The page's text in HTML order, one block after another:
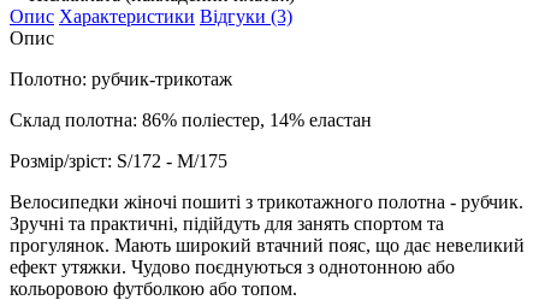
Опис Характеристики Відгуки (3)
Опис
Полотно: рубчик-трикотаж
Склад полотна: 86% поліестер, 14% еластан
Розмір/зріст: S/172 - M/175
Велосипедки жіночі пошиті з трикотажного полотна - рубчик.
Зручні та практичні, підійдуть для занять спортом та
прогулянок. Мають широкий втачний пояс, що дає невеликий
ефект утяжки. Чудово поєднуються з однотонною або
кольоровою футболкою або топом.